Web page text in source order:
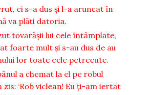
ci s-a dus şi l-a aruncat în
va plăti datoria.
tovarăşii lui cele întâmplate,
foarte mult şi s-au dus de au
lor toate cele petrecute.
a chemat la el pe robul
zis: ‘Rob viclean! Eu ţi-am iertat